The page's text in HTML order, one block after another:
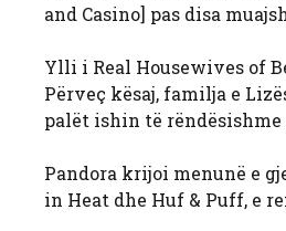
and Casino] pas disa
Ylli i Real Housewives of
Përveç kësaj, familja e
palët ishin të
Pandora krijoi menunë e
in Heat dhe Huf & Puff, e